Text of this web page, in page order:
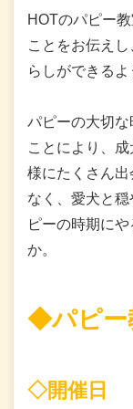
HOTのパピー
ことをお伝え
らしができるよ
パピーの大切
ことにより、
様にたくさん
なく、愛犬と
ピーの時期に
か。
◆パピ
◇開催日